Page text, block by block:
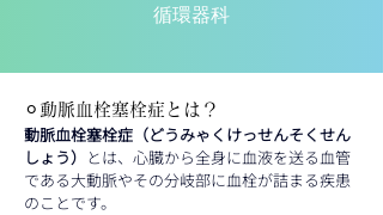
循環器科
⚪︎動脈血栓塞栓症とは？
動脈血栓塞栓症（どうみゃくけっせんそくせん
しょう） とは、心臓から全身に血液を送る血管
である大動脈やその分岐部に血栓が詰まる疾患
のことです。